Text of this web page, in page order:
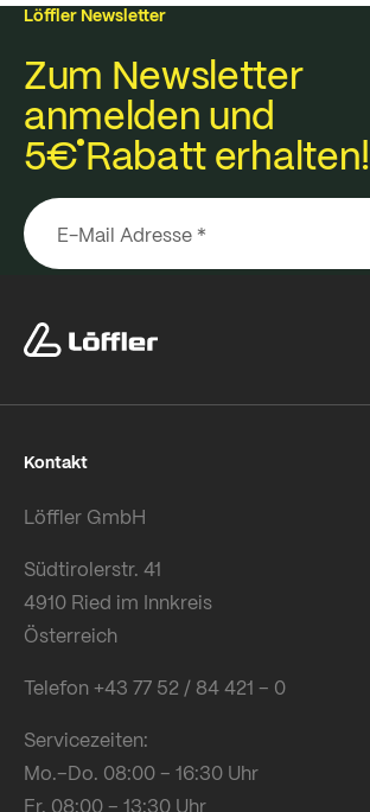
Löffler Newsletter
Zum Newsletter
anmelden und
5€Rabatt erhalten!
Kontakt
Löffler GmbH
Südtirolerstr. 41
4910 Ried im Innkreis
Österreich
Telefon +43 77 52 / 84 421 – 0
Servicezeiten:
Mo.–Do. 08:00 – 16:30 Uhr
Fr. 08:00 – 13:30 Uhr